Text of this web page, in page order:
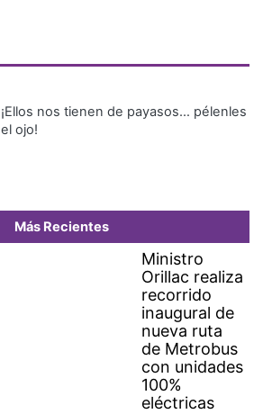
¡Ellos nos tienen de payasos… pélenles
el ojo!
Más Recientes
Ministro
Orillac realiza
recorrido
inaugural de
nueva ruta
de Metrobus
con unidades
100%
eléctricas